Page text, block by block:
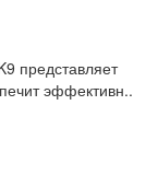
представляет
эффективн..